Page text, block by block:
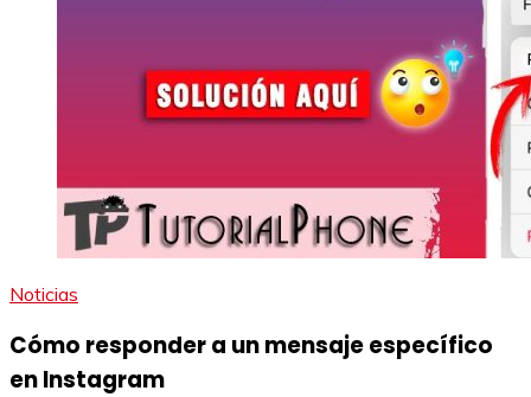
Noticias
Cómo responder a un mensaje específico
en Instagram